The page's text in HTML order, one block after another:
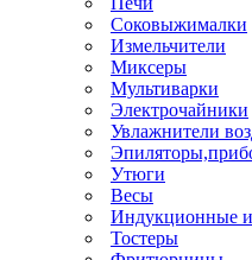
Соковыжималки
Измельчители
Миксеры
Мультиварки
Электрочайники
Увлажнители
Утюги
Весы
Индукционные
Тостеры